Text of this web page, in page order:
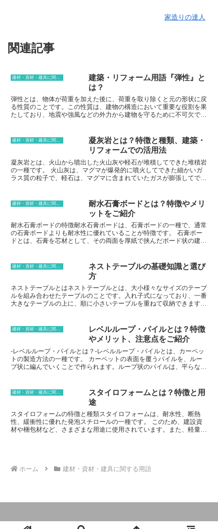
家造りの達人
関連記事
建材・資材・建具に関する用語
建築・リフォーム用語『弾性』と
は？
弾性とは、物体が荷重を加えた後に、荷重を取り除くと元の形状に戻
る性質のことです。この性質は、建物の構造において重要な役割を果
たしており、地震や強風などの外力から建物を守るために不可欠で
かれれば元の形状に戻ることができます。この弾性があることで、建
物の耐久性や耐震性が向上します。また、建物には弾性に加えて、塑
性という性質も必要です。塑性とは、物体が荷重を加えた後に、荷重
を取り除いても元の形状に戻らない性質のことです。塑性は、建物の
構造部材が破損するのを防ぐために重要です。地震や強風などの外力
が加わると、建物は弾性によって変形しますが、その変形量が大きす
建材・資材・建具に関する用語
凝灰岩とは？特徴と種類、建築・
リフォームでの活用法
凝灰岩とは、火山から噴出した火山灰や軽石が堆積してできた堆積岩
の一種です。 火山灰は、マグマが爆発的に噴火してできた細かいガ
ラス質の粒子で、軽石は、マグマに含まれていたガスが膨張してでき
灰岩は、世界各地で産出されており、その中でも、イタリアのポンペ
イやトルコのカッパドキアなどが有名です。
耐水石膏ボードとは？特徴やメリ
ットをご紹介
耐水石膏ボードの特徴耐水石膏ボードは、石膏ボードの一種で、通常
の石膏ボードよりも耐水性に優れていることが特徴です。 石膏ボー
ドとは、石膏を芯材として、その両面を厚紙で挟んだボード状の建材
も、通常の石膏ボードのように膨張したり、反ったりすることがあり
ません。 そのため、水回りや湿気の多い場所でも使用することがで
きます。また、耐水石膏ボードは、耐火性や防音性に優れているとい
う特徴もあります。一般的に、石膏ボードは耐水性に優れていませ
ん。そのため、水回りや湿気の多い場所には不向きとされています。
しかし、耐水石膏ボードは、耐水性に優れているため、水回りや湿気
を防ぐ性能のことです。防音性とは、音の透過を防ぐ性能のことで
す。
ネストテーブルの基礎知識と選び
方
ネストテーブルとはネストテーブルとは、大小様々なサイズのテーブ
ルを組み合わせたテーブルのことです。入れ子式になっており、一番
大きなテーブルの上に、順に小さいテーブルを重ねて収納できます。
に合わせてテーブルの大きさを調節できます。また、ネストテーブル
は、デザイン性が高いのも魅力です。様々なデザインのネストテーブ
ルがあり、お部屋の雰囲気に合わせて選ぶことができます。
建材・資材・建具に関する用語
レベルループ・パイルとは？特徴
やメリット、注意点をご紹介
-レベルループ・パイルとは？-レベルループ・パイルとは、カーペッ
トの製造方法の一種です。 カーペットの表面を覆うパイルを、ルー
プ状に編んでいくことで作られます。ループ状のパイルは、平らなパ
しています。また、レベルループ・パイルのカーペットは、平らなパ
イルのカーペットよりも汚れやホコリが付きにくく、お手入れが簡単
です。耐久性にも優れており、長く愛用することができます。
スタイロフォームとは？特徴と用
途
スタイロフォームの特徴と種類スタイロフォームは、耐水性、断熱
性、緩衝性に優れた発泡スチロールの一種です。 このため、建設資
材や梱包材など、さまざまな用途に使用されています。また、軽量で
泡スチロールを熱と圧力をかけて押し出して成形したものです。押し
ホーム 建材・資材・建具に関する用語